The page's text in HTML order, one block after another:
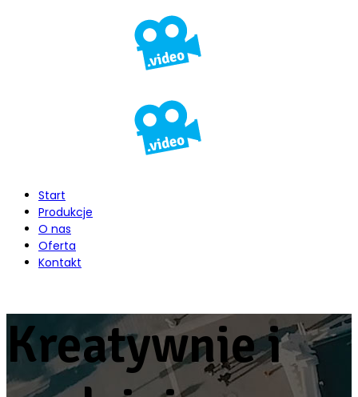
Start
Produkcje
O nas
Oferta
Kontakt
Kreatywnie i